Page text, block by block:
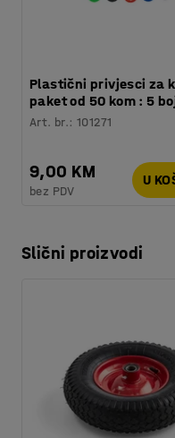
Plastični privjesci za
paket od 50 kom : 5
Art. br.:101271
9,00 KM
bez PDV
U
Slični proizvodi